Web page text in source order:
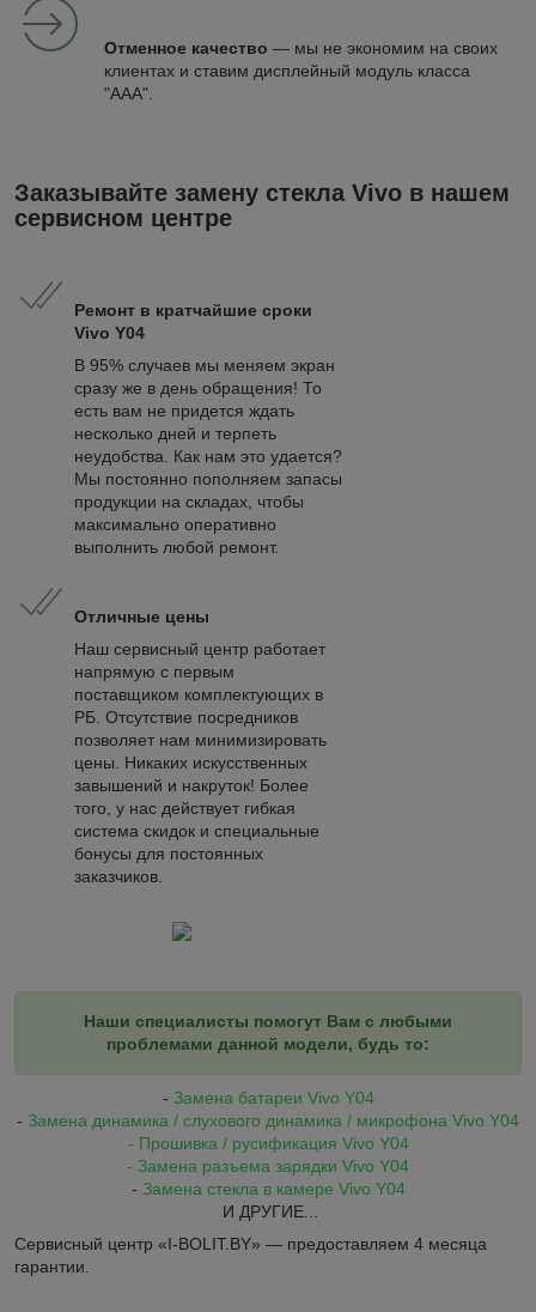
Отменное качество — мы не экономим на своих
клиентах и ставим дисплейный модуль класса
"ААА".
Заказывайте замену стекла Vivo в нашем
сервисном центре
Ремонт в кратчайшие сроки
Vivo Y04
В 95% случаев мы меняем экран
сразу же в день обращения! То
есть вам не придется ждать
несколько дней и терпеть
неудобства. Как нам это удается?
Мы постоянно пополняем запасы
продукции на складах, чтобы
максимально оперативно
выполнить любой ремонт.
Отличные цены
Наш сервисный центр работает
напрямую с первым
поставщиком комплектующих в
РБ. Отсутствие посредников
позволяет нам минимизировать
цены. Никаких искусственных
завышений и накруток! Более
того, у нас действует гибкая
система скидок и специальные
бонусы для постоянных
заказчиков.
Наши специалисты помогут Вам с любыми
проблемами данной модели, будь то:
- Замена батареи Vivo Y04
- Замена динамика / слухового динамика / микрофона Vivo Y04
- Прошивка / русификация Vivo Y04
- Замена разъема зарядки Vivo Y04
- Замена стекла в камере Vivo Y04
И ДРУГИЕ...
Сервисный центр «I-BOLIT.BY» — предоставляем 4 месяца
гарантии.